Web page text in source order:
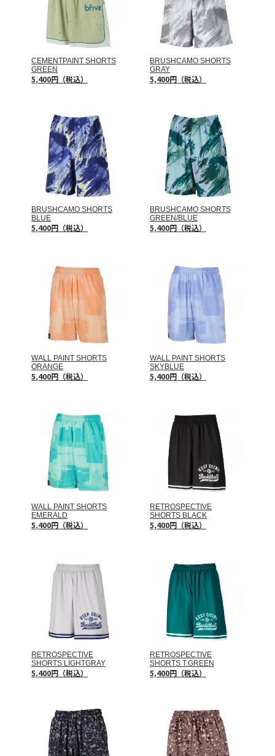
CEMENTPAINT SHORTS
GREEN
5,400円（税込）
BRUSHCAMO SHORTS
GRAY
5,400円（税込）
BRUSHCAMO SHORTS
BLUE
5,400円（税込）
BRUSHCAMO SHORTS
GREEN/BLUE
5,400円（税込）
WALL PAINT SHORTS
ORANGE
5,400円（税込）
WALL PAINT SHORTS
SKYBLUE
5,400円（税込）
WALL PAINT SHORTS
EMERALD
5,400円（税込）
RETROSPECTIVE
SHORTS BLACK
5,400円（税込）
RETROSPECTIVE
SHORTS LIGHTGRAY
5,400円（税込）
RETROSPECTIVE
SHORTS T.GREEN
5,400円（税込）